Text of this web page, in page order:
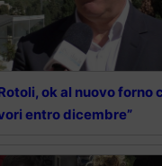
ok al nuovo forno
entro dicembre”